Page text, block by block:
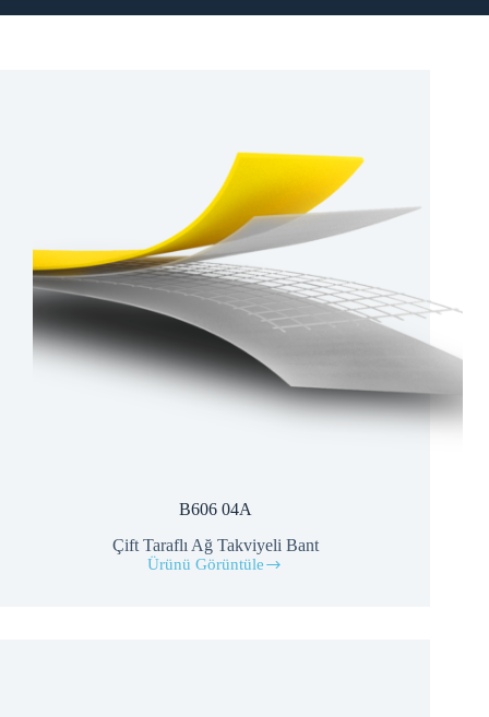
B606 04A
Çift Taraflı Ağ Takviyeli Bant
Ürünü Görüntüle
B606